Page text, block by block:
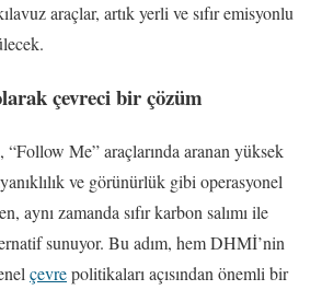
araçlar, artık yerli ve sıfır emisyonlu
çevreci bir çözüm
Me” araçlarında aranan yüksek
ve görünürlük gibi operasyonel
aynı zamanda sıfır karbon salımı ile
sunuyor. Bu adım, hem DHMİ’nin
çevrepolitikaları açısından önemli bir